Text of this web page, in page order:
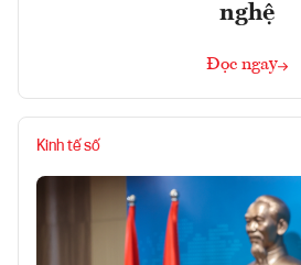
nghệ
Đọc ngay
Kinh tế số